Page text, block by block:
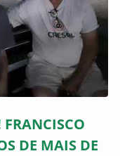
DE MAIS DE